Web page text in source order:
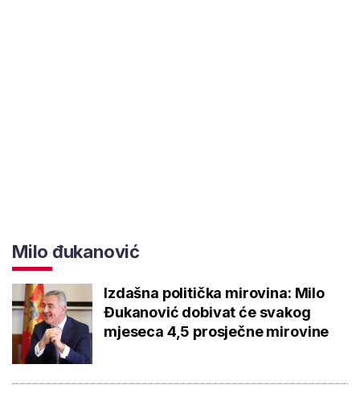
Milo đukanović
Izdašna politička mirovina: Milo
Đukanović dobivat će svakog
mjeseca 4,5 prosječne mirovine